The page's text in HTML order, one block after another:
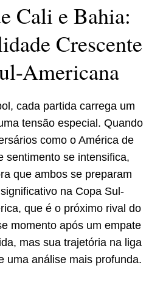
Cali e Bahia:
Crescente
Americana
cada partida carrega um
tensão especial. Quando
como o América de
sentimento se intensifica,
que ambos se preparam
na Copa Sul-
que é o próximo rival do
momento após um empate
mas sua trajetória na liga
uma análise mais profunda.